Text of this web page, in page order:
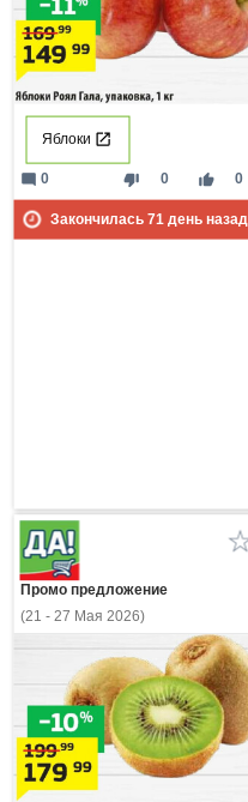
Яблоки
thumb_down 0 thumb_up 0
mode_comment 0
Закончилась 71 день назад
Промо предложение
(21 - 27 Мая 2026)